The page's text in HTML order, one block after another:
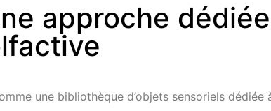
approche dédiée
une bibliothèque d’objets sensoriels dédiée